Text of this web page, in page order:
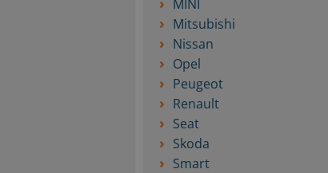
MINI
Mitsubishi
Nissan
Opel
Peugeot
Renault
Seat
Skoda
Smart